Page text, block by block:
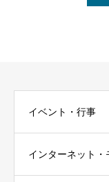
イベント・行事
インターネット・